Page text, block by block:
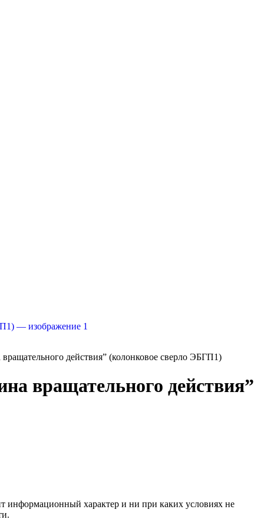
действия” (колонковое сверло ЭБГП1)
вращательного действия”
информационный характер и ни при каких условиях не